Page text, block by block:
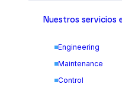
Nuestros servicios
Engineering
Maintenance
Control